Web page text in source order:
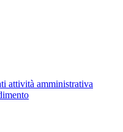
attività amministrativa